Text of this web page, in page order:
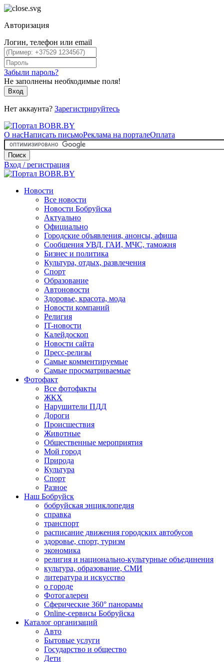
Авторизация
Логин, телефон или email
Забыли пароль?
Не заполнены необходимые поля!
Вход
Нет аккаунта? Зарегистрируйтесь
О насНаписать письмоРеклама на порталеОплата
Поиск
Вход / регистрация
Новости
Все новости
Новости Бобруйска
Актуально
Официально
Городские объявления, анонсы, афиша
Сообщения УВД, ГАИ, МЧС, таможня
Бизнес и политика
Культура, отдых, развлечения
Спорт
Образование
Автоновости
Здоровье, красота, мода
Новости компаний
Религия
IT-новости
Калейдоскоп
Новости сайта
Пресс-релизы
Самые комментируемые
Самые просматриваемые
Фотофакт
Все фотофакты
ЖКХ
Нарушители ПДД
Дороги
Происшествия
Животные
Общественные мероприятия
Мой город
Природа
Культура
Спорт
Разное
Наш Бобруйск
бобруйская энциклопедия
справка
транспорт
расписание движения городских автобусов
здоровье, спорт, туризм
экономика
религия и национально-культурные объединения
культура, образование, СМИ
литература и искусство
о городе
Фотогалереи
Сферические 360° панорамы
Online-сервисы Бобруйска
Каталог организаций
Авто
Бытовые услуги
Государство и общество
Дети